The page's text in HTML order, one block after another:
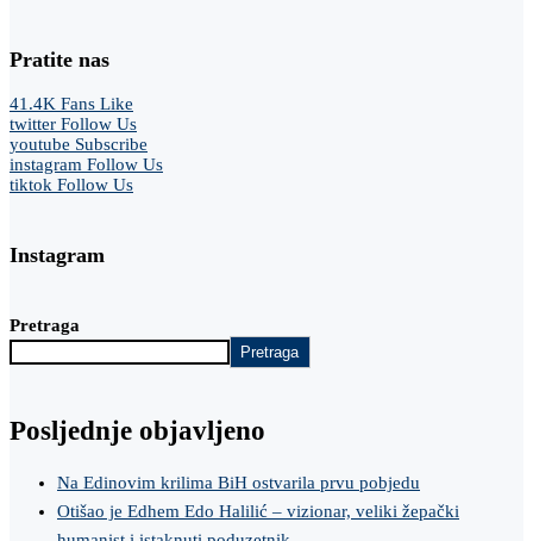
Pratite nas
41.4K Fans Like
twitter Follow Us
youtube Subscribe
instagram Follow Us
tiktok Follow Us
Instagram
Pretraga
Pretraga
Posljednje objavljeno
Na Edinovim krilima BiH ostvarila prvu pobjedu
Otišao je Edhem Edo Halilić – vizionar, veliki žepački